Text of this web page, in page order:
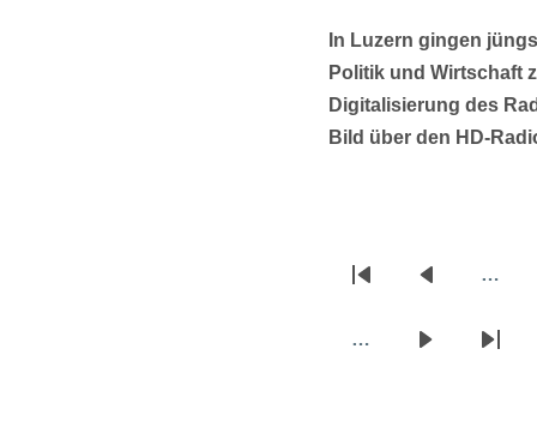
In Luzern gingen
Politik und Wirtschaft
Digitalisierung des
Bild über den HD-
Erste
Vorherige
…
…
Nächste